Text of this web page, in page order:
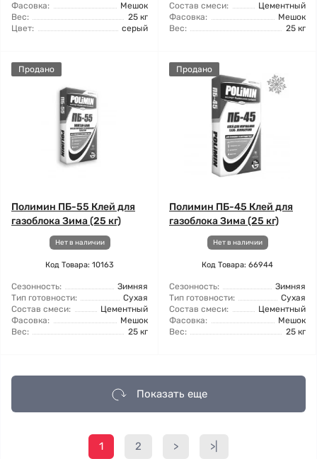
Фасовка:
Мешок
Вес:
25 кг
Цвет:
серый
Состав смеси:
Цементный
Фасовка:
Мешок
Вес:
25 кг
Продано
Полимин ПБ-55 Клей для
газоблока Зима (25 кг)
Нет в наличии
Код Товара: 10163
Сезонность:
Зимняя
Тип готовности:
Сухая
Состав смеси:
Цементный
Фасовка:
Мешок
Вес:
25 кг
Продано
Полимин ПБ-45 Клей для
газоблока Зима (25 кг)
Нет в наличии
Код Товара: 66944
Сезонность:
Зимняя
Тип готовности:
Сухая
Состав смеси:
Цементный
Фасовка:
Мешок
Вес:
25 кг
Показать еще
1 2 > >|